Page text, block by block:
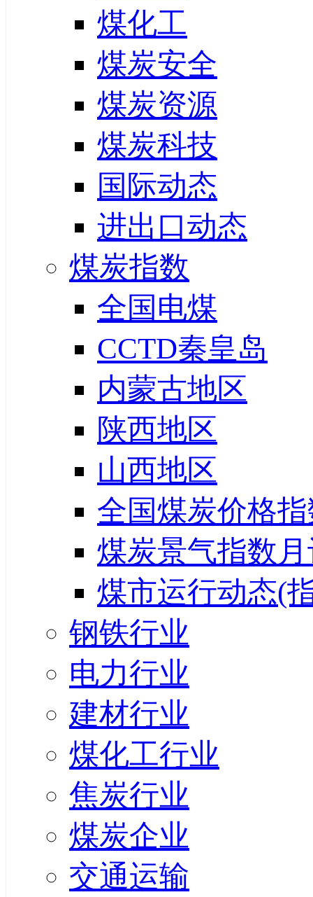
煤化工
煤炭安全
煤炭资源
煤炭科技
国际动态
进出口动态
煤炭指数
全国电煤
CCTD秦皇岛
内蒙古地区
陕西地区
山西地区
全国煤炭价格
煤炭景气指数
煤市运行动态(
钢铁行业
电力行业
建材行业
煤化工行业
焦炭行业
煤炭企业
交通运输